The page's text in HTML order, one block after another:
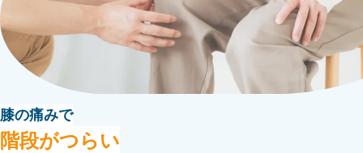
膝の痛みで
階段がつらい